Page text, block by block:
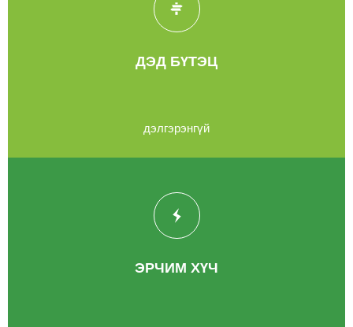
ДЭД БҮТЭЦ
дэлгэрэнгүй
ЭРЧИМ ХҮЧ